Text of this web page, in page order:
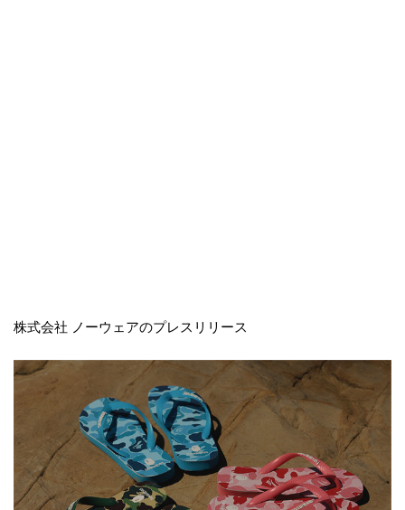
株式会社 ノーウェアのプレスリリース